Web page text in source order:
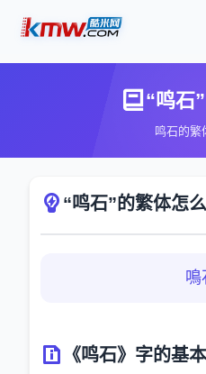
“鸣石
鸣石的繁
“鸣石”的繁体怎
鳴
《鸣石》字的基